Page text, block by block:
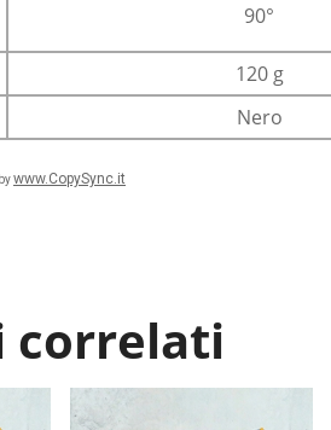
90°
120 g
Nero
bywww.CopySync.it
correlati